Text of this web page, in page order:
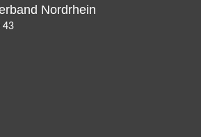
Nordrhein
43